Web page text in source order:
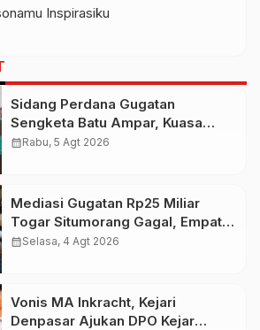
Inspirasiku
Sidang Perdana Gugatan
Sengketa Batu Ampar, Kuasa
Hukum Sebut Tak Ikut Tergugat di
calendar_monthRabu, 5 Agt 2026
Mediasi Gugatan Rp25 Miliar
Togar Situmorang Gagal, Empat
Media Pilih Lawan di Pengadilan
calendar_monthSelasa, 4 Agt 2026
Vonis MA Inkracht, Kejari
Denpasar Ajukan DPO Kejar